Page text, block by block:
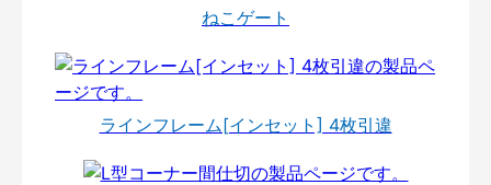
ねこゲート
ラインフレーム[インセット] 4枚引違